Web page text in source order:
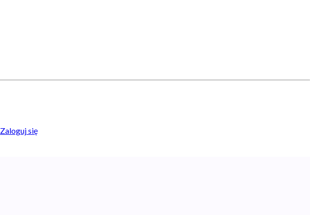
Zaloguj się